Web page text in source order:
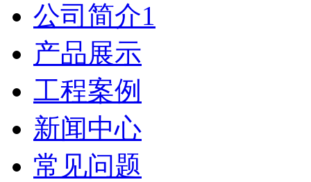
公司简介1
产品展示
工程案例
新闻中心
常见问题